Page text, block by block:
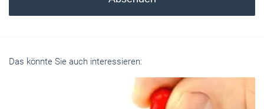
Das könnte Sie auch interessieren: